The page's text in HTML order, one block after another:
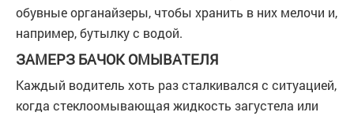
обувные органайзеры, чтобы хранить в них мелочи и,
например, бутылку с водой.
ЗАМЕРЗ БАЧОК ОМЫВАТЕЛЯ
Каждый водитель хоть раз сталкивался с ситуацией,
когда стеклоомывающая жидкость загустела или